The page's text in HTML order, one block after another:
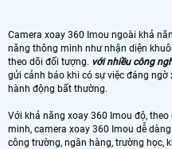
Camera xoay 360 Imou ngoài khả
năng thông minh như nhận diện
theo dõi đối tượng. với nhiều công
gửi cảnh báo khi có sự việc đáng
hành động bất thường.
Với khả năng xoay 360 Imou độ,
minh, camera xoay 360 Imou dễ
công trường, ngân hàng, trường học,